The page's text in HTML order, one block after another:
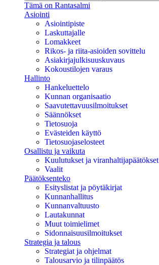
Tämä on Rantasalmi
Asiointi
Asiointipiste
Laskuttajalle
Lomakkeet
Rikos- ja riita-asioiden sovittelu
Asiakirjajulkisuuskuvaus
Kokoustilojen varaus
Hallinto
Hankeluettelo
Kunnan organisaatio
Saavutettavuusilmoitukset
Säännökset
Tietosuoja
Evästeiden käyttö
Tietosuojaselosteet
Osallistu ja vaikuta
Kuulutukset ja viranhaltijapäätökset
Vaalit
Päätöksenteko
Esityslistat ja pöytäkirjat
Kunnanhallitus
Kunnanvaltuusto
Lautakunnat
Muut toimielimet
Sidonnaisuusilmoitukset
Strategia ja talous
Strategiat ja ohjelmat
Talousarvio ja tilinpäätös